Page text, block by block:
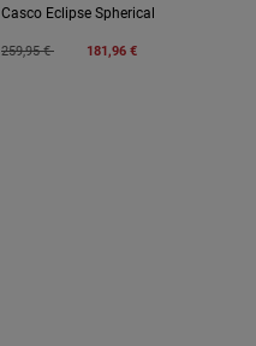
Casco Eclipse Spherical
Price reduced from
259,95 €to 181,96 €